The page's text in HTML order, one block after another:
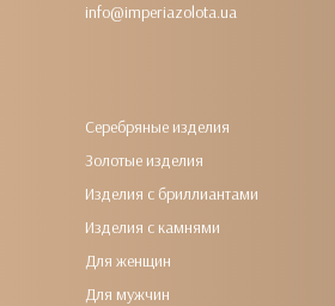
info@imperiazolota.ua
Серебряные изделия
Золотые изделия
Изделия с бриллиантами
Изделия с камнями
Для женщин
Для мужчин